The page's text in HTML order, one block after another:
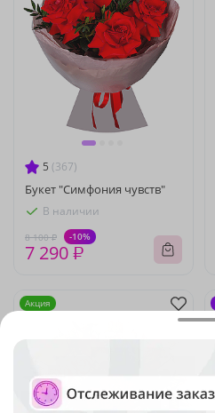
5 (367)
Букет "Симфония чувств"
В наличии
8 100 ₽ -10%
7 290 ₽
Акция